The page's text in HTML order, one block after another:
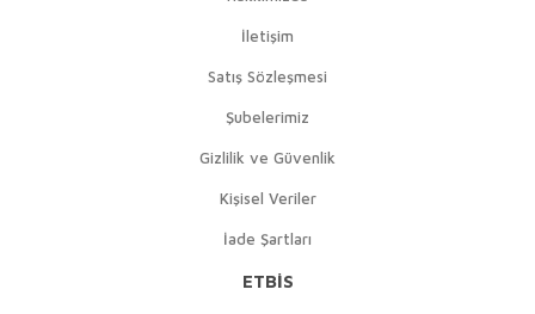
İletişim
Satış Sözleşmesi
Şubelerimiz
Gizlilik ve Güvenlik
Kişisel Veriler
İade Şartları
ETBİS